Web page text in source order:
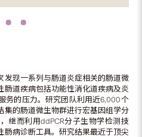
发现一系列与肠道炎症相关的肠道微
肠道疾病包括功能性消化道疾病及炎
务的压力。研究团队利用近6,000个
集的肠道微生物群进行宏基因组学分
继而利用ddPCR分子生物学检测技
肠病诊断工具。研究结果最近于顶尖